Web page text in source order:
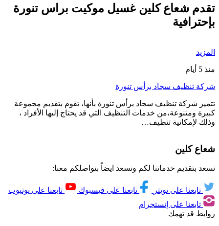
تقدم شعاع كلين غسيل موكيت براس تنورة
بإحترافية
المزيد
منذ 5 أيام
شركة تنظيف سجاد برأس تنورة
تتميز شركة تنظيف سجاد برأس تنورة بأنها، تقوم بتقديم مجموعة
كبيرة ومتنوعة،من خدمات التنظيف التي قد يحتاج إليها الأفراد ،
وذلك لإمكانية تنظيف…
شعاع كلين
نسعد بتقديم خدماتنا لكم ونسعد ايضاً بتواصلكم معنا:
تابعنا على تويتر تابعنا على فيسبوك
تابعنا على يوتيوب
تابعنا على إنستجرام
روابط قد تهمك